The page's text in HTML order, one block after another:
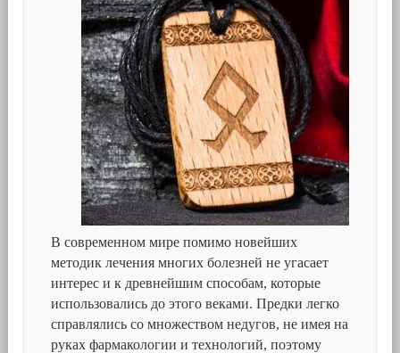
В современном мире помимо новейших
методик лечения многих болезней не угасает
интерес и к древнейшим способам, которые
использовались до этого веками. Предки легко
справлялись со множеством недугов, не имея на
руках фармакологии и технологий, поэтому